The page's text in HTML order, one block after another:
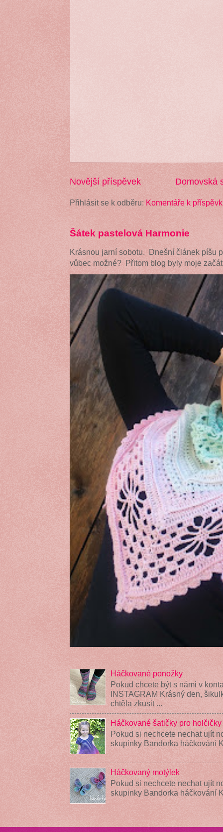
Novější příspěvek Domovská
Přihlásit se k odběru: Komentáře k
Šátek pastelová Harmonie
Krásnou jarní sobotu. Dnešní článek píšu
vůbec možné? Přitom blog byly moje
Háčkované ponožky
Pokud chcete být s námi v
INSTAGRAM Krásný den,
chtěla zkusit ...
Háčkované šatičky pro holčičky
Pokud si nechcete nechat ujít
skupinky Bandorka háčkování
Háčkovaný motýlek
Pokud si nechcete nechat ujít
skupinky Bandorka háčkování